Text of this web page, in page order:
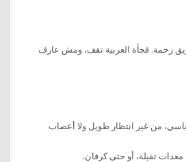
زحمة. فجأة العربية تقف، ومش عارف
بتوصلك في وقت قياسي، من غير انتظار طويل ولا أعصاب
تقيلة، أو حتى كرفان.